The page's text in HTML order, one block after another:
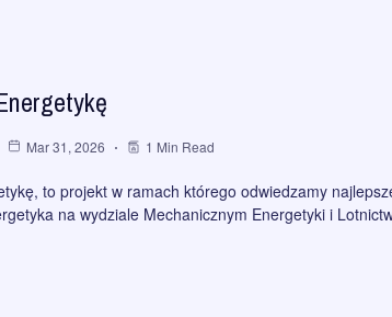
Mar 31, 2026 1 Min Read
to projekt w ramach którego odwiedzamy
na wydziale Mechanicznym Energetyki i